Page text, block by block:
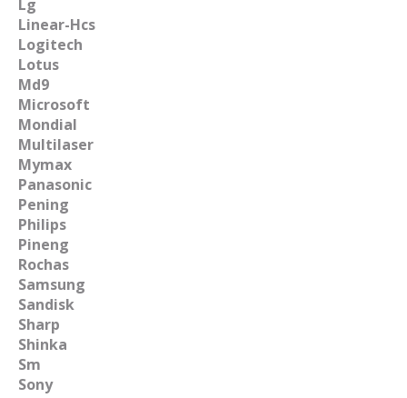
Lg
Linear-Hcs
Logitech
Lotus
Md9
Microsoft
Mondial
Multilaser
Mymax
Panasonic
Pening
Philips
Pineng
Rochas
Samsung
Sandisk
Sharp
Shinka
Sm
Sony